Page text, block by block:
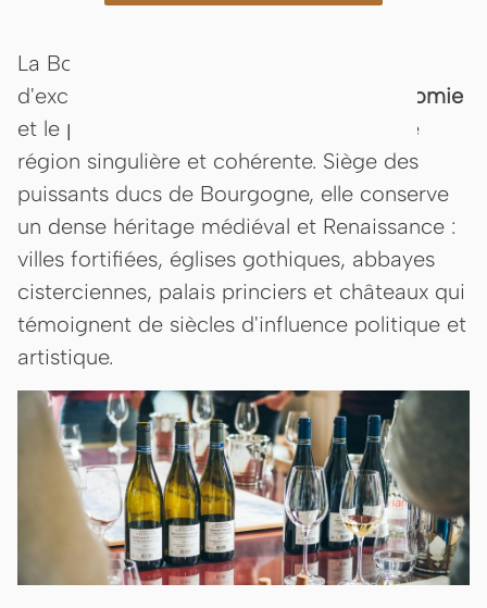
La Bourgogne réunit trois domaines
d'excellence française : le
gastronomie
et le patrimoine historique
, au sein d'une
région singulière et cohérente. Siège des
puissants ducs de Bourgogne, elle conserve
un dense héritage médiéval et Renaissance :
villes fortifiées, églises gothiques, abbayes
cisterciennes, palais princiers et châteaux qui
témoignent de siècles d'influence politique et
artistique.